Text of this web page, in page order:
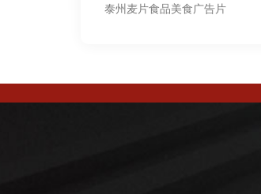
泰州麦片食品美食广告片